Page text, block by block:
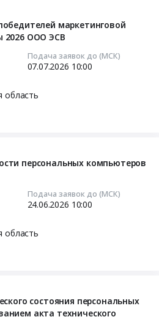
маркетинговой
2026 ООО ЭСВ
Подача заявок до (МСК)
07.07.2026 10:00
область
персональных компьютеров
Подача заявок до (МСК)
24.06.2026 10:00
область
состояния персональных
акта технического